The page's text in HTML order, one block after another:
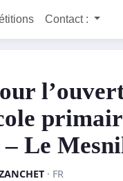
Contact :
– Le
· FR